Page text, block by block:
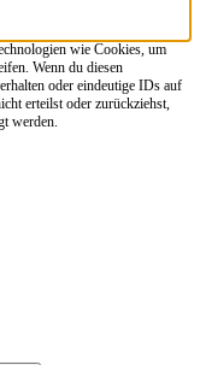
wie Cookies, um
Wenn du diesen
oder eindeutige IDs auf
erteilst oder zurückziehst,
werden.